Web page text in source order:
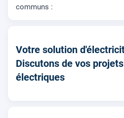
communs :
Votre solution
Discutons de vos
électriques